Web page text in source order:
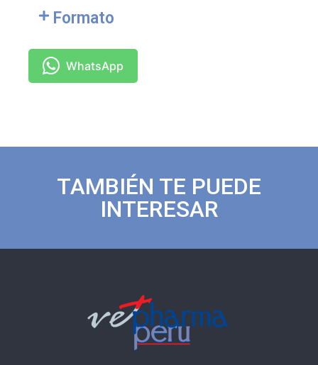
Formato
WhatsApp
TAMBIÉN TE PUEDE
INTERESAR